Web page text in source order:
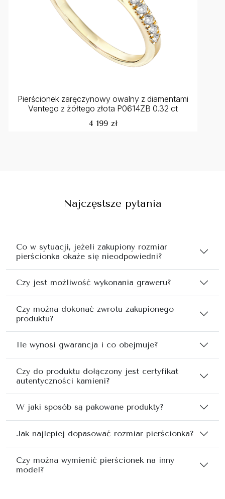
Pierścionek zaręczynowy owalny z diamentami
Ventego z żółtego złota P0614ZB 0.32 ct
4 199 zł
Najczęstsze pytania
Co w sytuacji, jeżeli zakupiony rozmiar
pierścionka okaże się nieodpowiedni?
Czy jest możliwość wykonania graweru?
Czy można dokonać zwrotu zakupionego
produktu?
Ile wynosi gwarancja i co obejmuje?
Czy do produktu dołączony jest certyfikat
autentyczności kamieni?
W jaki sposób są pakowane produkty?
Jak najlepiej dopasować rozmiar pierścionka?
Czy można wymienić pierścionek na inny
model?